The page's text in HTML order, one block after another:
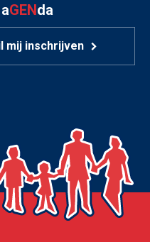
GENda
mij inschrijven